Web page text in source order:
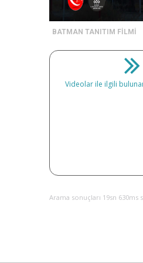
BATMAN TANITIM FİLMİ
Videolar ile ilgili
Arama sonuçları 19sn